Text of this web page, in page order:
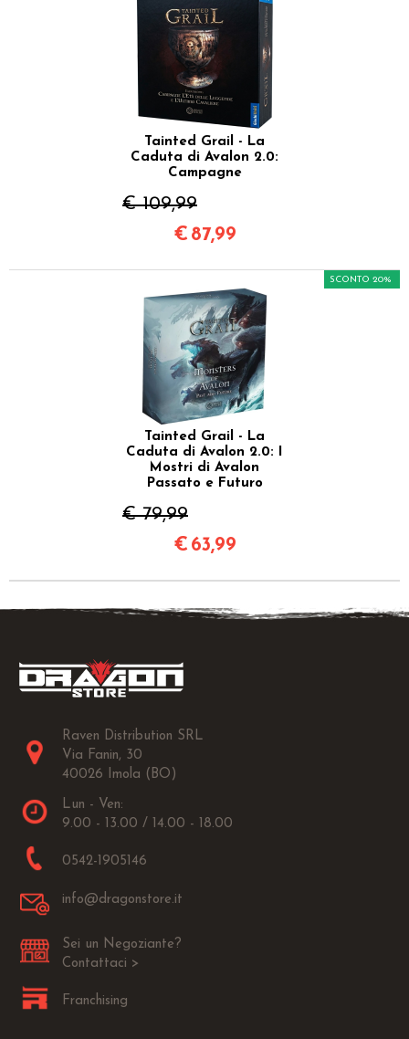
Tainted Grail - La
Caduta di Avalon 2.0:
Campagne
€ 109,99
€ 87,99
Tainted Grail - La
Caduta di Avalon 2.0: I
Mostri di Avalon
Passato e Futuro
€ 79,99
SCONTO 20%
€ 63,99
Raven Distribution SRL
Via Fanin, 30
40026 Imola (BO)
Lun - Ven:
9.00 - 13.00 / 14.00 - 18.00
0542-1905146
info@dragonstore.it
Sei un Negoziante?
Contattaci >
Franchising